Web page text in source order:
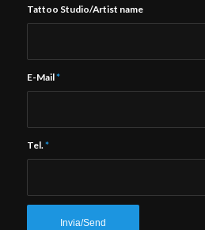
Tattoo Studio/Artist name
E-Mail*
Tel.*